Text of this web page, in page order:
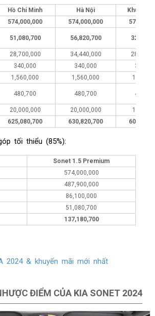
Hồ Chí Minh Hà Nội
Khu vực
574,000,000 574,000,000
51,080,700 56,820,700
28,700,000 34,440,000
340,000 340,000
1,560,000 1,560,000
480,700 480,700
20,000,000 20,000,000
625,080,700 630,820,700
tối thiểu (85%):
Sonet 1.5 Premium
574,000,000
487,900,000
86,100,000
51,080,700
137,180,700
2024 & khuyến mãi mới nhất
ĐIỂM CỦA KIA SONET 2024